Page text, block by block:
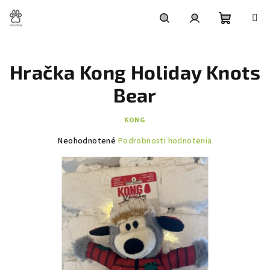
obsah
košík
Hračka Kong Holiday Knots
Bear
KONG
Priemerné
produktu
je
hviezdičiek.
Neohodnotené Podrobnosti hodnotenia